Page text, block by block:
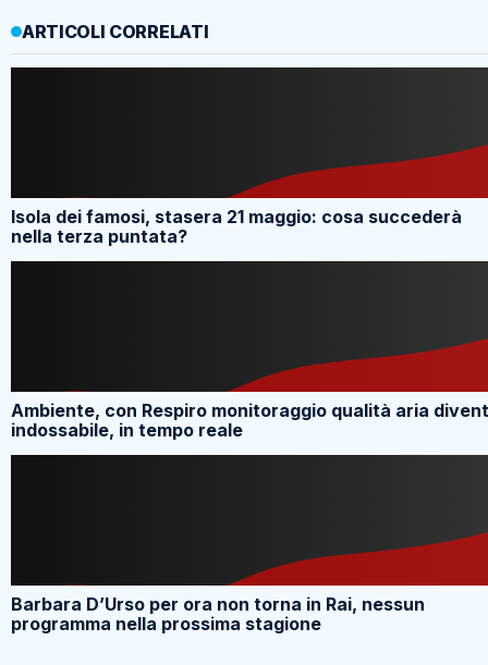
ARTICOLI CORRELATI
Isola dei famosi, stasera 21 maggio: cosa succederà
nella terza puntata?
Ambiente, con Respiro monitoraggio qualità aria
indossabile, in tempo reale
Barbara D’Urso per ora non torna in Rai, nessun
programma nella prossima stagione